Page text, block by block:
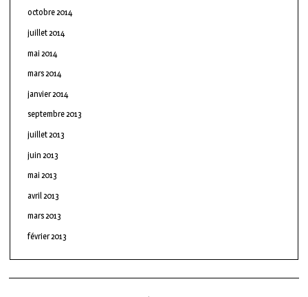
octobre 2014
juillet 2014
mai 2014
mars 2014
janvier 2014
septembre 2013
juillet 2013
juin 2013
mai 2013
avril 2013
mars 2013
février 2013